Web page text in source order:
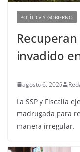
POLÍTICA Y GOBIERNO
invadido
agosto 6, 2026
La SSP y Fiscalía
madrugada para
manera irregular.